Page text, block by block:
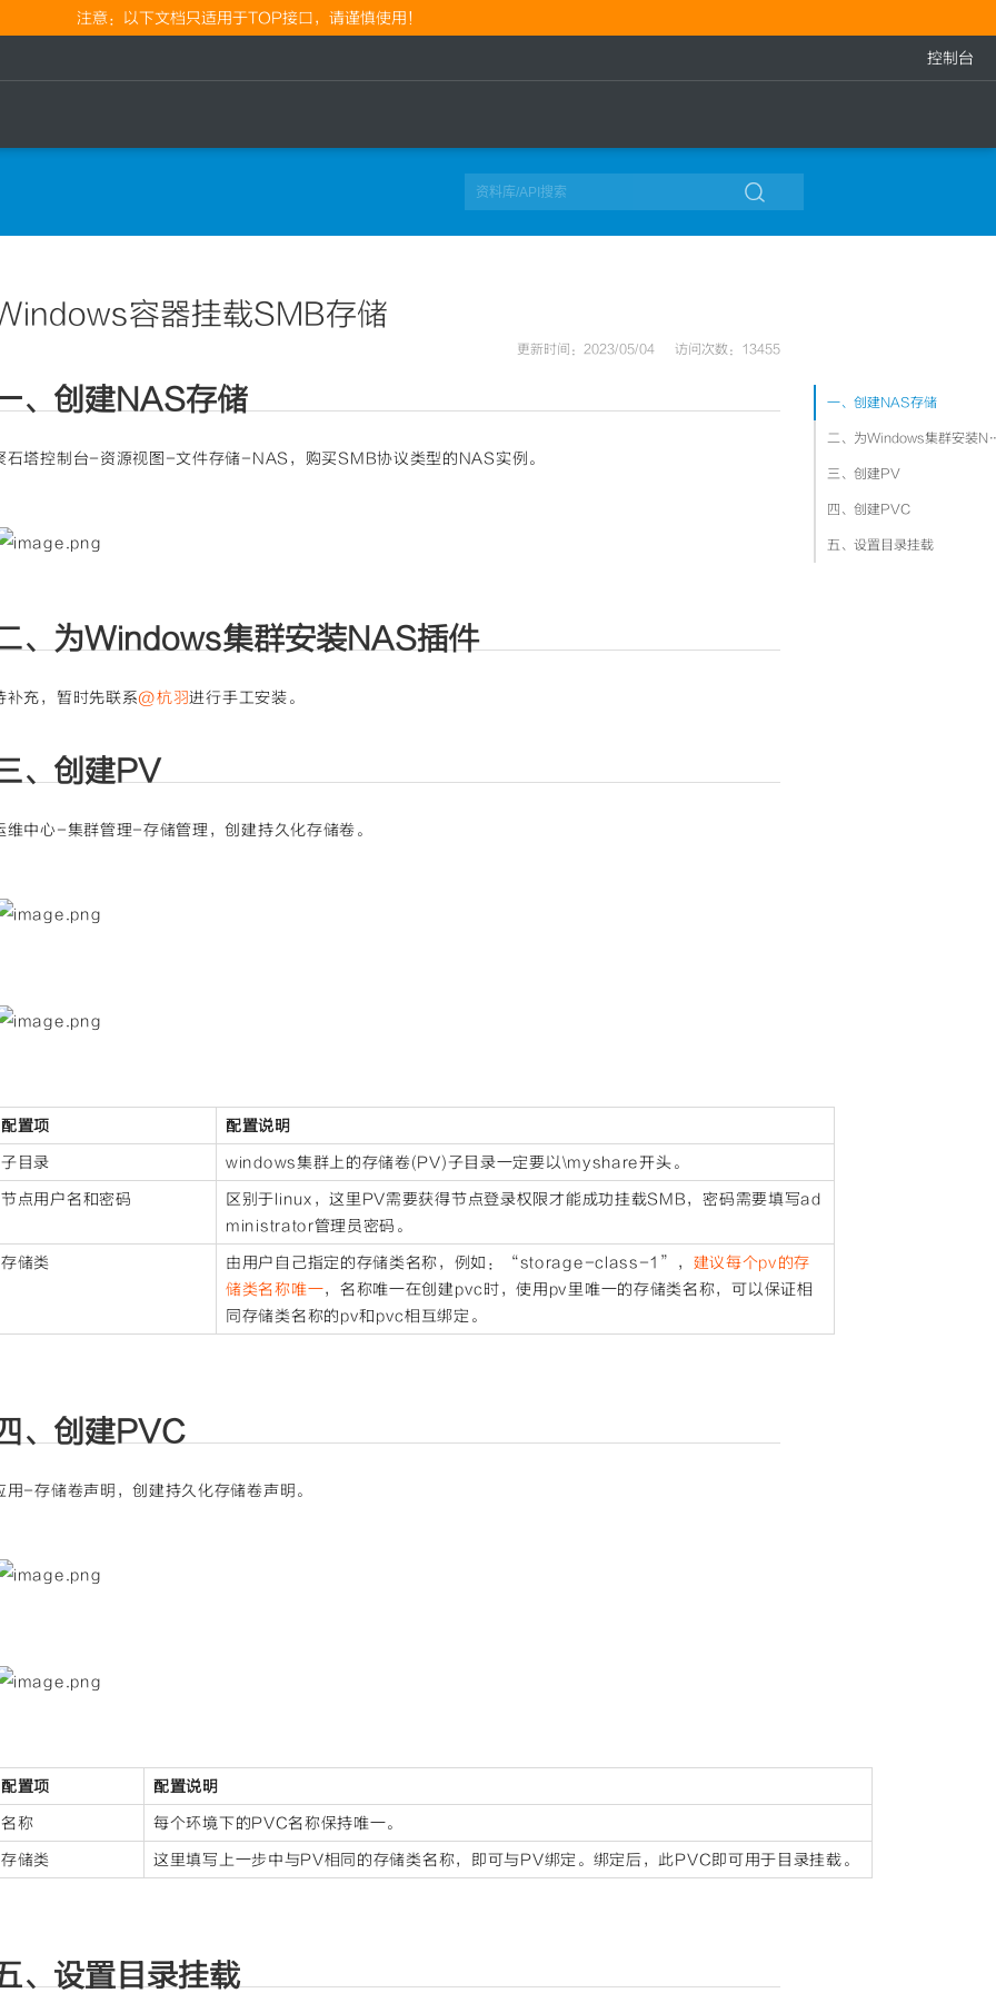
注意：以下文档只适用于TOP接口，请谨慎使用！
控制台

容器挂载SMB存储
更新时间：2023/05/04 访问次数：13455
一、创建NAS存储
二、为
三、创建PV
四、创建PVC
五、设置目录挂载
、创建NAS存储
石塔控制台-资源视图-文件存储-NAS，购买SMB协议类型的NAS实例。
、为Windows集群安装NAS插件
补充，暂时先联系@杭羽进行手工安装。
、创建PV
维中心-集群管理-存储管理，创建持久化存储卷。
配置项 配置说明
子目录 windows集群上的存储卷(PV)子目录一定要以\myshare开头。
节点用户名和密码
区别于linux，这里PV需要获得节点登录权限才能成功挂载SMB，密码需要填写ad
ministrator管理员密码。
存储类 由用户自己指定的存储类名称，例如：“storage-class-1”， 建议每个pv的存
储类名称唯一，名称唯一在创建pvc时，使用pv里唯一的存储类名称，可以保证相
同存储类名称的pv和pvc相互绑定。
、创建PVC
用-存储卷声明，创建持久化存储卷声明。
配置项 配置说明
名称 每个环境下的PVC名称保持唯一。
存储类 这里填写上一步中与PV相同的存储类名称，即可与PV绑定。绑定后，此PVC即可用于目录挂载。
、设置目录挂载